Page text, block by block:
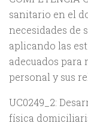
sanitario en el
necesidades de
aplicando las
adecuados para
personal y sus
UC0249_2:
física